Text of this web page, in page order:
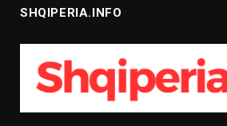
SHQIPERIA.INFO